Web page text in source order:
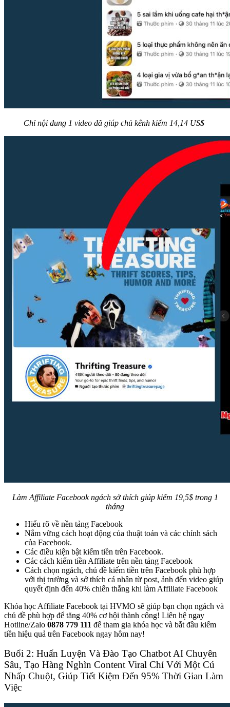
Chỉ nội dung 1 video đã giúp chủ kênh kiếm 14,14 US$
Làm Affiliate Facebook ngách sở thích giúp kiếm 19,5$ trong 1
tháng
Hiểu rõ về nền tảng Facebook
Nắm vững cách hoạt động của thuật toán và các chính sách
của Facebook.
Các điều kiện bật kiếm tiền trên Facebook.
Các cách kiếm tiền Affiliate trên nền tảng Facebook
Cách chọn ngách, chủ đề kiếm tiền trên Facebook phù hợp
với thị trường và sở thích cá nhân từ post, ảnh đến video giúp
quyết định đến 40% chiến thắng khi làm Affiliate Facebook
Khóa học Affiliate Facebook tại HVMO sẽ giúp bạn chọn ngách và
chủ đề phù hợp để tăng 40% cơ hội thành công! Liên hệ ngay
Hotline/Zalo 0878 779 111 để tham gia khóa học và bắt đầu kiếm
tiền hiệu quả trên Facebook ngay hôm nay!
Buổi 2: Huấn Luyện Và Đào Tạo Chatbot AI Chuyên
Sâu, Tạo Hàng Nghìn Content Viral Chỉ Với Một Cú
Nhấp Chuột, Giúp Tiết Kiệm Đến 95% Thời Gian Làm
Việc